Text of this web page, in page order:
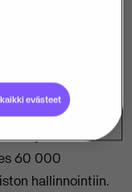
avulla
sähköisistä
Visma
ja
60 000
hallinnointiin.
evästeet